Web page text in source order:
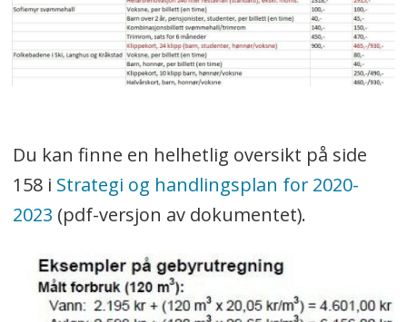
Du kan finne en helhetlig oversikt på side
158 i Strategi og handlingsplan for 2020-
2023 (pdf-versjon av dokumentet).